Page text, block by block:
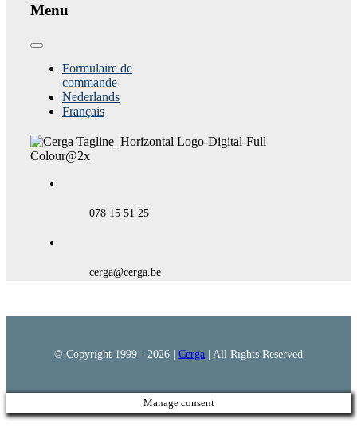
Menu
Toggle
NavigationFormulaire de
commande
Nederlands
Français
078 15 51 25
cerga@cerga.be
© Copyright 1999 - 2026 | Cerga | All Rights Reserved
Manage consent
Go